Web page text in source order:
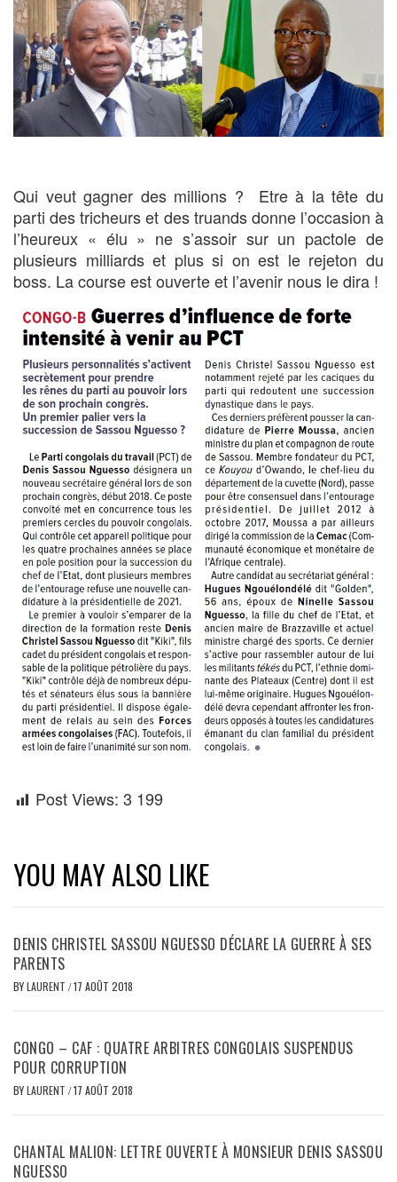
Qui veut gagner des millions ? Etre à la tête du
parti des tricheurs et des truands donne l’occasion à
l’heureux « élu » ne s’assoir sur un pactole de
plusieurs milliards et plus si on est le rejeton du
boss. La course est ouverte et l’avenir nous le dira !
Post Views: 3 199
YOU MAY ALSO LIKE
DENIS CHRISTEL SASSOU NGUESSO DÉCLARE LA GUERRE À SES
PARENTS
BYLAURENT /17 AOÛT 2018
CONGO – CAF : QUATRE ARBITRES CONGOLAIS SUSPENDUS
POUR CORRUPTION
BYLAURENT /17 AOÛT 2018
CHANTAL MALION: LETTRE OUVERTE À MONSIEUR DENIS SASSOU
NGUESSO